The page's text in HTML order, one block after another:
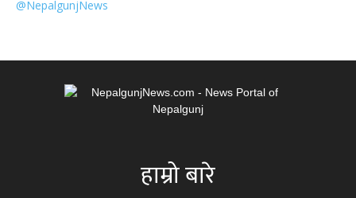
@NepalgunjNews
हाम्रो बारे